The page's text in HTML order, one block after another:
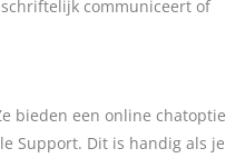
communiceert of
bieden een online chatoptie
Support. Dit is handig als je